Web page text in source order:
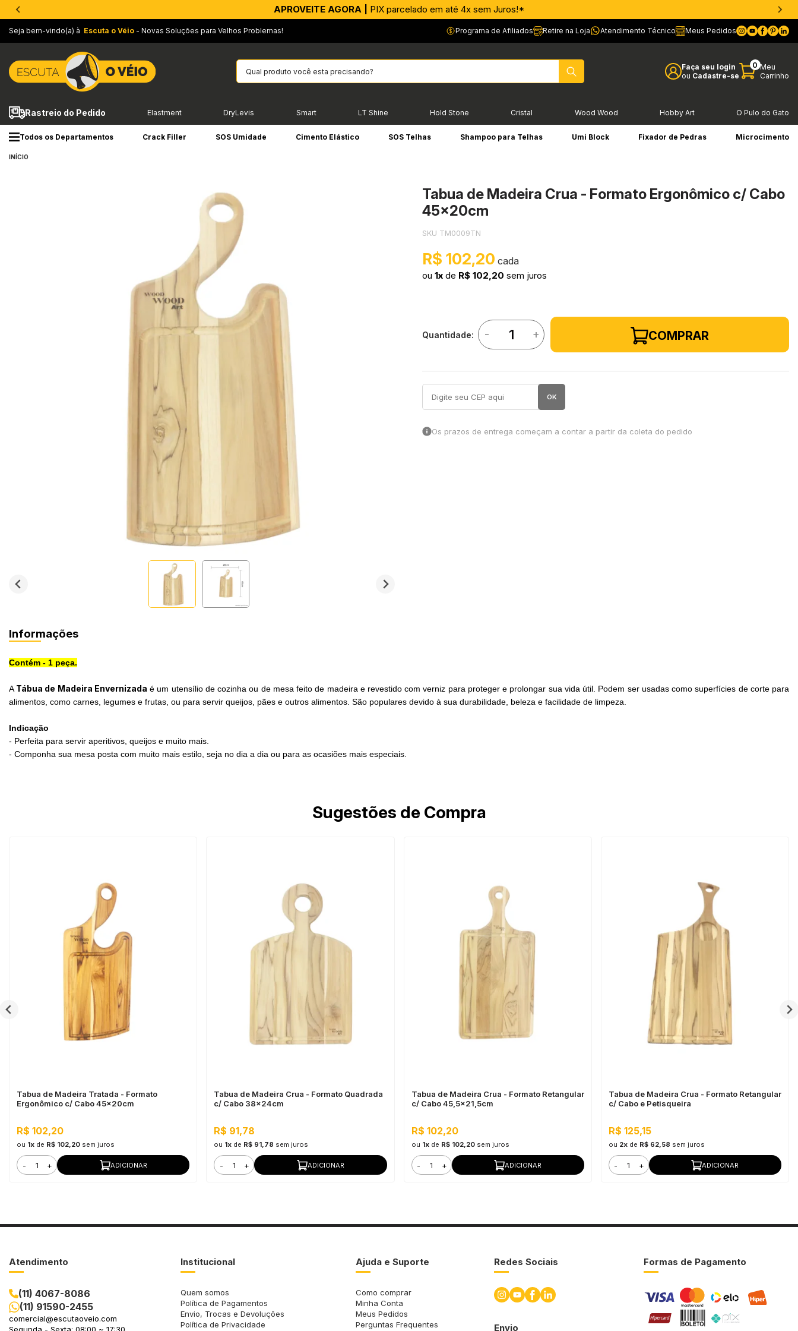
APROVEITE AGORA | PIX parcelado em até 4x sem Juros!*
Seja bem-vindo(a) à Escuta o Véio - Novas Soluções para Velhos Problemas! Programa de Afiliados Retire na Loja Atendimento Técnico Meus Pedidos
Faça seu login
ou Cadastre-se
0 Meu
Carrinho
Rastreio do Pedido Elastment DryLevis Smart LT Shine Hold Stone Cristal Wood Wood Hobby Art O Pulo do Gato
Todos os Departamentos Crack Filler SOS Umidade Cimento Elástico SOS Telhas Shampoo para Telhas Umi Block Fixador de Pedras Microcimento
INÍCIO
Tabua de Madeira Crua - Formato Ergonômico c/ Cabo
45x20cm
SKU TM0009TN
R$ 102,20
ou1x de R$ 102,20 sem juros
Quantidade: - + COMPRAR
OK
Os prazos de entrega começam a contar a partir da coleta do pedido
Informações
Contém - 1 peça.
A Tábua de Madeira Envernizada é um utensílio de cozinha ou de mesa feito de madeira e revestido com verniz para proteger e prolongar sua vida útil. Podem ser usadas como superfícies de corte para
alimentos, como carnes, legumes e frutas, ou para servir queijos, pães e outros alimentos. São populares devido à sua durabilidade, beleza e facilidade de limpeza.
Indicação
- Perfeita para servir aperitivos, queijos e muito mais.
- Componha sua mesa posta com muito mais estilo, seja no dia a dia ou para as ocasiões mais especiais.
Sugestões de Compra
Tabua de Madeira Tratada - Formato
Ergonômico c/ Cabo 45x20cm
R$ 102,20
ou 1x de R$ 102,20 sem juros
- + ADICIONAR
Tabua de Madeira Crua - Formato Quadrada
c/ Cabo 38x24cm
R$ 91,78
ou 1x de R$ 91,78 sem juros
- + ADICIONAR
Tabua de Madeira Crua - Formato Retangular
c/ Cabo 45,5x21,5cm
R$ 102,20
ou 1xde R$ 102,20 sem juros
- + ADICIONAR
Tabua de Madeira Crua - Formato Retangular
c/ Cabo e Petisqueira
R$ 125,15
ou 2xde R$ 62,58 sem juros
- + ADICIONAR
Atendimento
(11) 4067-8086
(11) 91590-2455
comercial@escutaoveio.com
Institucional
Quem somos
Política de Pagamentos
Envio, Trocas e Devoluções
Política de Privacidade
Ajuda e Suporte
Como comprar
Minha Conta
Meus Pedidos
Perguntas Frequentes
Redes Sociais
Envio
Formas de Pagamento